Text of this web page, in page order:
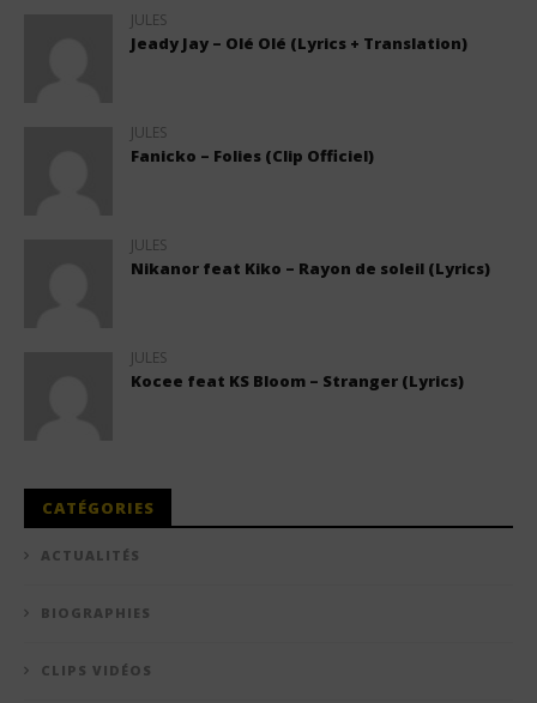
JULES
Jeady Jay – Olé Olé (Lyrics + Translation)
JULES
Fanicko – Folies (Clip Officiel)
JULES
Nikanor feat Kiko – Rayon de soleil (Lyrics)
JULES
Kocee feat KS Bloom – Stranger (Lyrics)
CATÉGORIES
ACTUALITÉS
BIOGRAPHIES
CLIPS VIDÉOS